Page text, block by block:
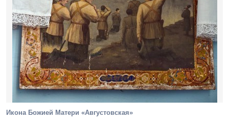
Икона Божией Матери «Августовская»